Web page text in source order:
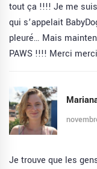
tout ça !!!! Je me
qui s’appelait
pleuré… Mais
PAWS !!!! Merci
Je trouve que les